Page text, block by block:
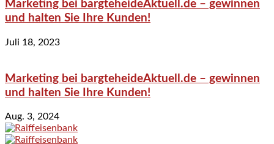
Marketing bei bargteheideAktuell.de – gewinnen
und halten Sie Ihre Kunden!
Juli 18, 2023
Marketing bei bargteheideAktuell.de – gewinnen
und halten Sie Ihre Kunden!
Aug. 3, 2024